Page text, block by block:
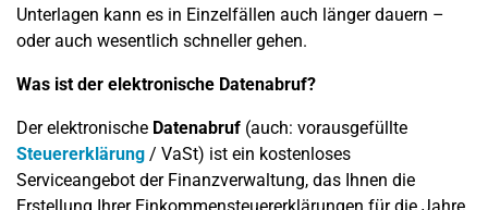
Unterlagen kann es in Einzelfällen auch länger dauern –
oder auch wesentlich schneller gehen.
Was ist der elektronische Datenabruf?
Der elektronische Datenabruf (auch: vorausgefüllte
Steuererklärung / VaSt) ist ein kostenloses
Serviceangebot der Finanzverwaltung, das Ihnen die